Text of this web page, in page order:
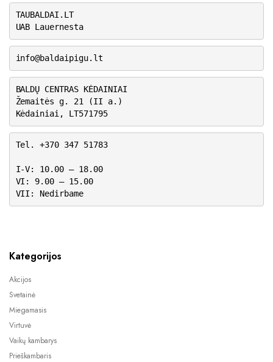
TAUBALDAI.LT
UAB Lauernesta
info@baldaipigu.lt
BALDŲ CENTRAS KĖDAINIAI
Žemaitės g. 21 (II a.)
Kėdainiai, LT571795
Tel. +370 347 51783
I-V: 10.00 – 18.00
VI: 9.00 – 15.00
VII: Nedirbame
Kategorijos
Akcijos
Svetainė
Miegamasis
Virtuvė
Vaikų kambarys
Prieškambaris